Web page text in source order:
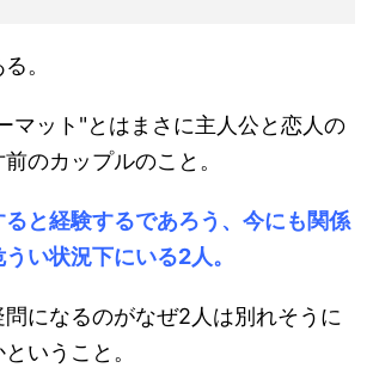
。
マット"とはまさに主人公と恋人の
のカップルのこと。
と経験するであろう、今にも関係
い状況下にいる2人。
になるのがなぜ2人は別れそうに
いうこと。